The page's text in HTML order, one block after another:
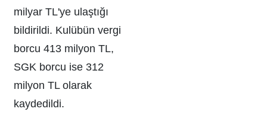
milyar TL'ye ulaştığı
bildirildi. Kulübün vergi
borcu 413 milyon TL,
SGK borcu ise 312
milyon TL olarak
kaydedildi.